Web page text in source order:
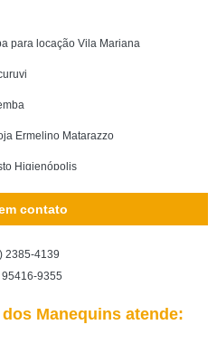
para locação Vila Mariana
Ermelino Matarazzo
Higienópolis
Tavares
Paulista
loja de roupa Água Branca
contato
2385-4139
9355
Manequins atende: